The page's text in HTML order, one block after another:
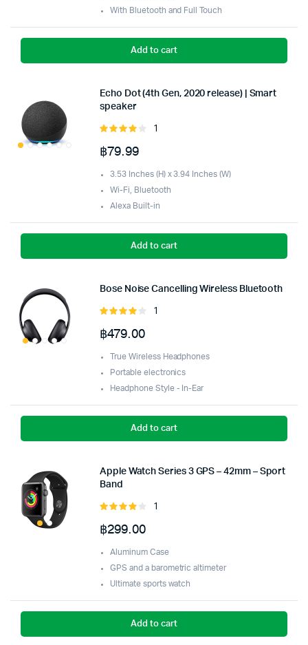
With Bluetooth and Full Touch
Add to cart
Echo Dot (4th Gen, 2020 release) | Smart
speaker
Rated
of 5
1
฿79.99
3.53 Inches (H) x 3.94 Inches (W)
Wi-Fi, Bluetooth
Alexa Built-in
Add to cart
Bose Noise Cancelling Wireless Bluetooth
Rated
of 5
1
฿479.00
True Wireless Headphones
Portable electronics
Headphone Style - In-Ear
Add to cart
Apple Watch Series 3 GPS – 42mm – Sport
Band
Rated
of 5
1
฿299.00
Aluminum Case
GPS and a barometric altimeter
Ultimate sports watch
Add to cart